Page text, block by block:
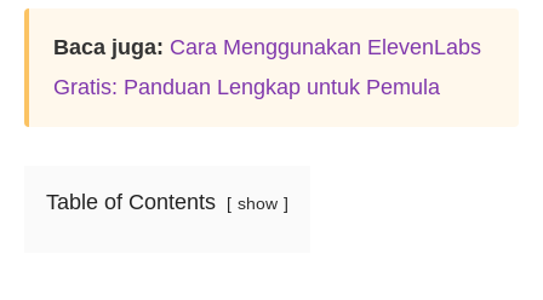
Baca juga: Cara Menggunakan ElevenLabs
Gratis: Panduan Lengkap untuk Pemula
Table of Contents show